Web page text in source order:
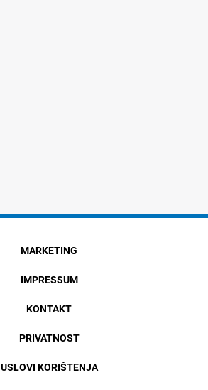
MARKETING
IMPRESSUM
KONTAKT
PRIVATNOST
USLOVI KORIŠTENJA